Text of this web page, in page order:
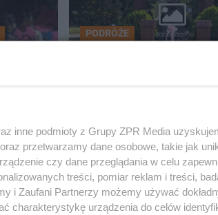
i 3
PODRÓŻE
inne podmioty z Grupy ZPR Media
przetwarzamy dane osobowe, takie jak
czy dane przeglądania w celu
treści, pomiar reklam i treści,
i Zaufani Partnerzy możemy używać
charakterystykę urządzenia do celów